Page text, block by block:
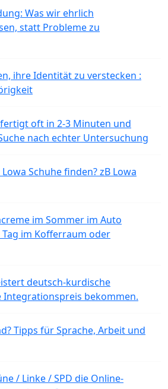
Was wir ehrlich
statt Probleme zu
ihre Identität zu verstecken :
oft in 2-3 Minuten und
nach echter Untersuchung
Schuhe finden? zB Lowa
im Sommer im Auto
Tag im Kofferraum oder
deutsch-kurdische
Integrationspreis bekommen.
Tipps für Sprache, Arbeit und
/ Linke / SPD die Online-